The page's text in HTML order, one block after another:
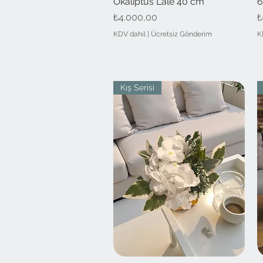
Fiyat
₺4.000,00
KDV dahil | Ücretsiz Gönderim
Kış Serisi